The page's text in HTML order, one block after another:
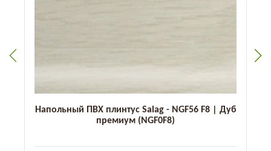
Напольный ПВХ плинтус Salag - NGF56 F8 | Дуб
премиум (NGF0F8)